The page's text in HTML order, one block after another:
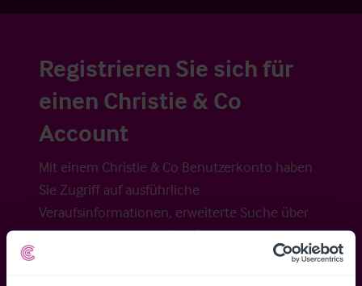
Registrieren Sie sich für
einen Christie & Co
Account
Mit einem Christie & Co Benutzerkonto haben
Sie Zugriff auf ausführliche
Veraufsinformationen, erweiterte Suche über
Kartenansicht sowie die Möglichkeit